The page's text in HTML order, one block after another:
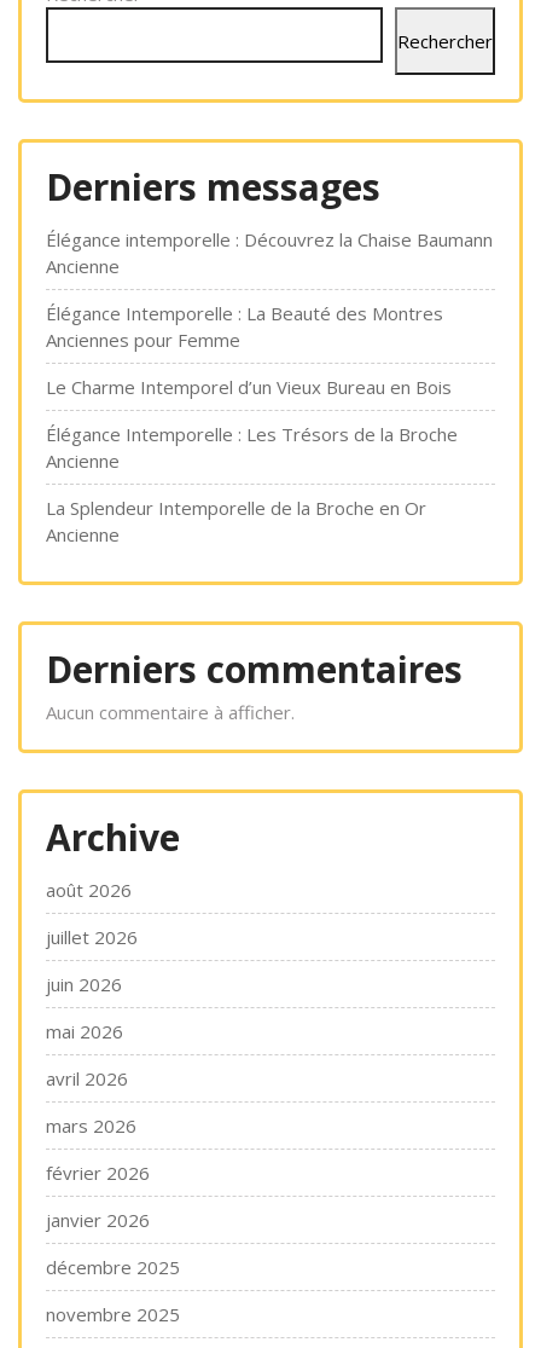
Rechercher
Derniers messages
Élégance intemporelle : Découvrez la Chaise Baumann
Ancienne
Élégance Intemporelle : La Beauté des Montres
Anciennes pour Femme
Le Charme Intemporel d’un Vieux Bureau en Bois
Élégance Intemporelle : Les Trésors de la Broche
Ancienne
La Splendeur Intemporelle de la Broche en Or
Ancienne
Derniers commentaires
Aucun commentaire à afficher.
Archive
août 2026
juillet 2026
juin 2026
mai 2026
avril 2026
mars 2026
février 2026
janvier 2026
décembre 2025
novembre 2025